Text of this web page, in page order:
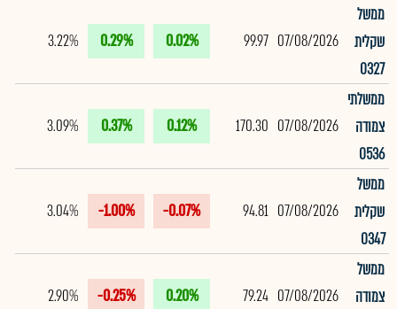
ממשל
שקלית
0327
07/08/2026
99.97
0.02%
0.29%
3.22%
ממשלתי
צמודה
0536
07/08/2026
170.30
0.12%
0.37%
3.09%
ממשל
שקלית
0347
07/08/2026
94.81
-0.07%
-1.00%
3.04%
ממשל
צמודה
07/08/2026
79.24
0.20%
-0.25%
2.90%